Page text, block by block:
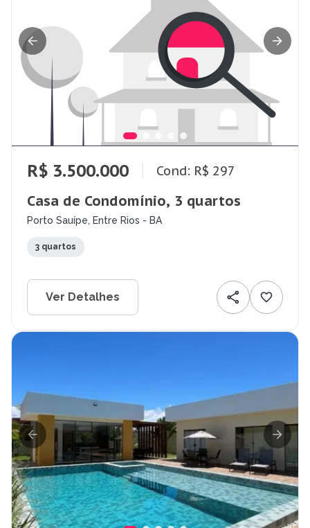
R$ 3.500.000 Cond: R$ 297
Casa de Condomínio, 3 quartos
Porto Sauípe, Entre Rios - BA
3 quartos
Ver Detalhes